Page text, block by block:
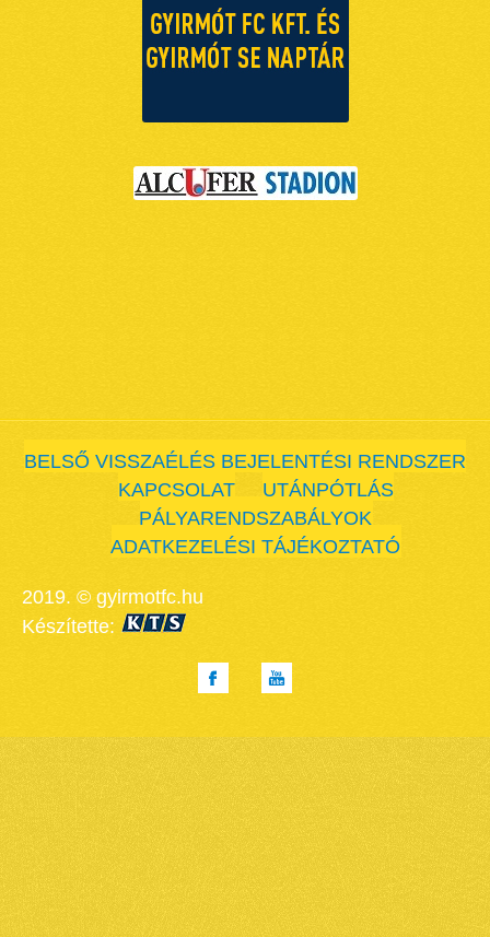
BELSŐ VISSZAÉLÉS BEJELENTÉSI RENDSZER
KAPCSOLAT
UTÁNPÓTLÁS
PÁLYARENDSZABÁLYOK
ADATKEZELÉSI TÁJÉKOZTATÓ
2019. © gyirmotfc.hu
Készítette: